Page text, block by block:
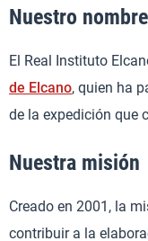
Nuestro nombre
El Real Instituto
de Elcano, quien ha
de la expedición que
Nuestra misión
Creado en 2001, la
contribuir a la